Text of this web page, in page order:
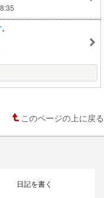
このページの上に戻る
日記を書く